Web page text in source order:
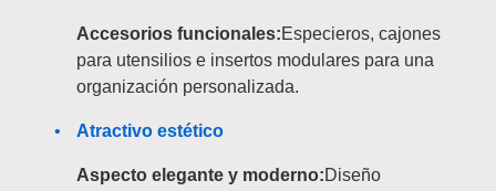
Accesorios funcionales:Especieros, cajones
para utensilios e insertos modulares para una
organización personalizada.
Atractivo estético
Aspecto elegante y moderno:Diseño